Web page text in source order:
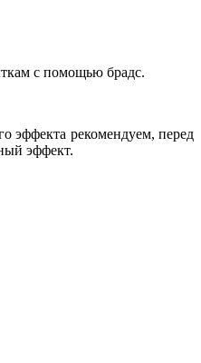
с помощью брадс.
эффекта рекомендуем, перед
эффект.